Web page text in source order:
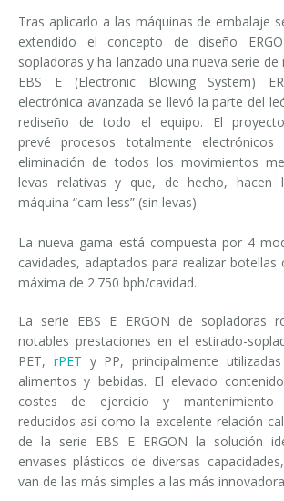
Tras aplicarlo a las máquinas de embalaje
extendido el concepto de diseño
sopladoras y ha lanzado una nueva serie de
EBS E (Electronic Blowing System)
electrónica avanzada se llevó la parte del
rediseño de todo el equipo. El
prevé procesos totalmente
eliminación de todos los movimientos
levas relativas y que, de hecho, hacen
máquina “cam-less” (sin levas).
La nueva gama está compuesta por 4
cavidades, adaptados para realizar botellas
máxima de 2.750 bph/cavidad.
La serie EBS E ERGON de sopladoras
notables prestaciones en el estirado-
PET, rPET y PP, principalmente
alimentos y bebidas. El elevado
costes de ejercicio y mantenimiento
reducidos así como la excelente relación
de la serie EBS E ERGON la solución
envases plásticos de diversas
van de las más simples a las más